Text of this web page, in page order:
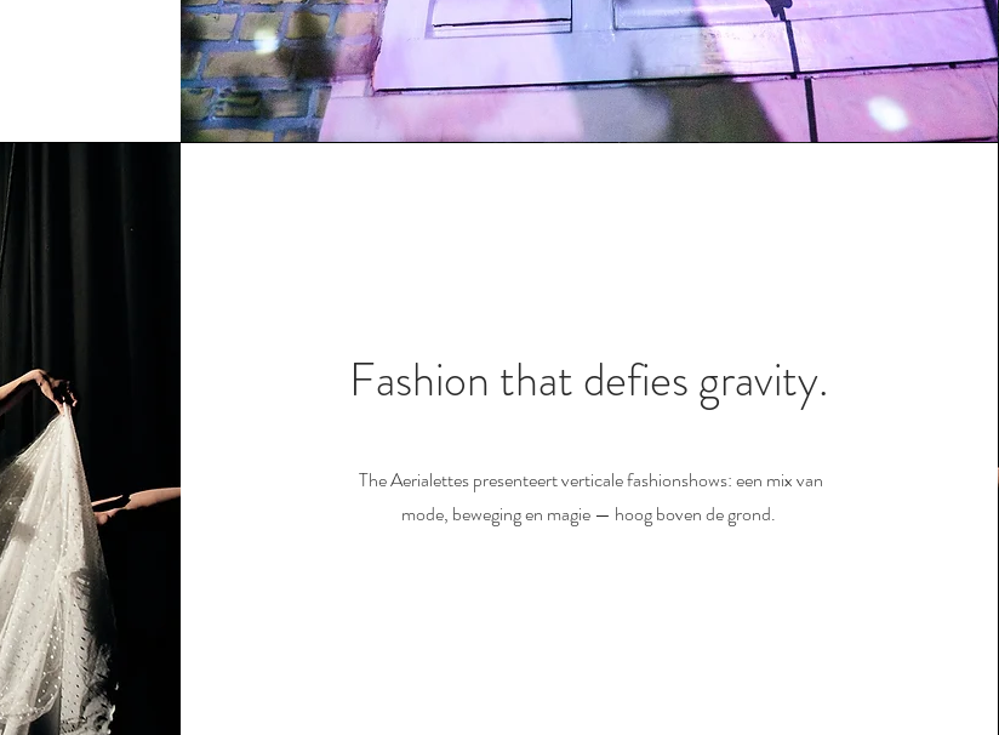
Fashion that defies gravity.
The Aerialettes presenteert verticale fashionshows: een mix van
mode, beweging en magie — hoog boven de grond.